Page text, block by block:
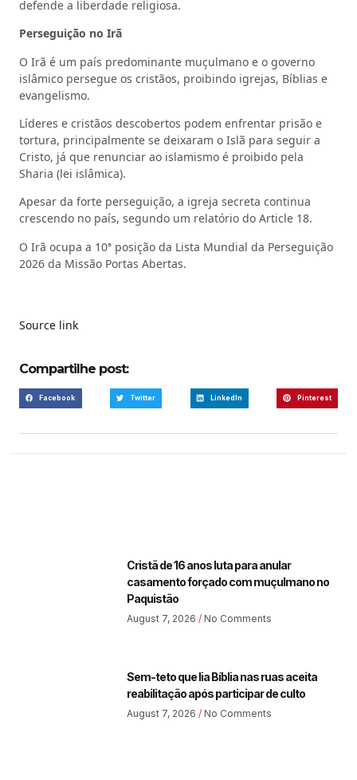
defende a liberdade religiosa.
Perseguição no Irã
O Irã é um país predominante muçulmano e o governo
islâmico persegue os cristãos, proibindo igrejas, Bíblias e
evangelismo.
Líderes e cristãos descobertos podem enfrentar prisão e
tortura, principalmente se deixaram o Islã para seguir a
Cristo, já que renunciar ao islamismo é proibido pela
Sharia (lei islâmica).
Apesar da forte perseguição, a igreja secreta continua
crescendo no país, segundo um relatório do Article 18.
O Irã ocupa a 10ª posição da Lista Mundial da Perseguição
2026 da Missão Portas Abertas.
Source link
Compartilhe post:
Facebook Twitter LinkedIn Pinterest
Cristã de 16 anos luta para anular
casamento forçado com muçulmano no
Paquistão
August 7, 2026 No Comments
Sem-teto que lia Bíblia nas ruas aceita
reabilitação após participar de culto
August 7, 2026 No Comments